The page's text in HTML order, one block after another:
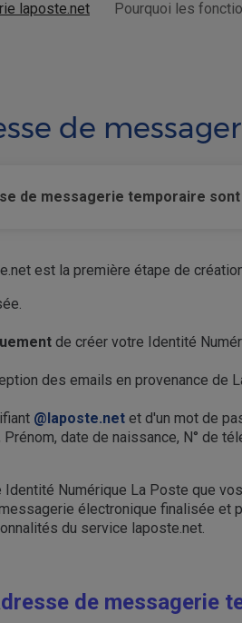
laposte.net Pourquoi les
de
de messagerie temporaire
est la première étape de
de créer votre Identité
des emails en provenance de
@laposte.net et d'un mot de
date de naissance, N° de
Numérique La Poste que
électronique finalisée et
du service laposte.net.
de messagerie